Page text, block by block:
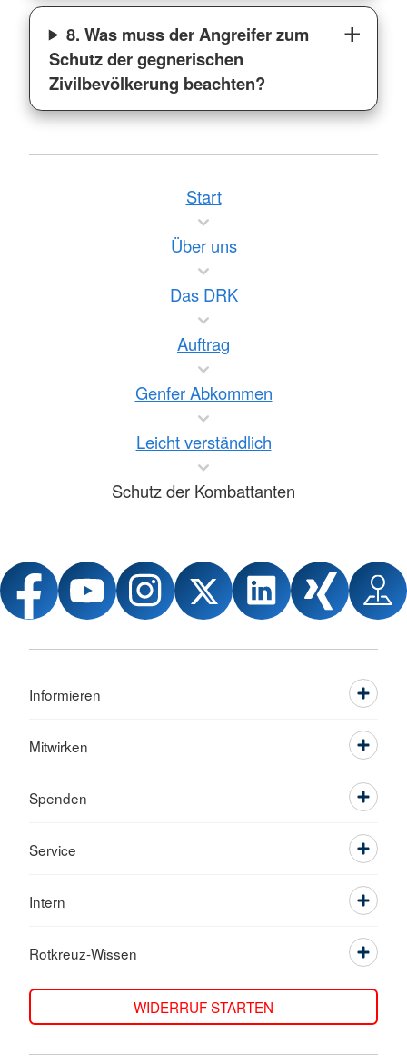
8. Was muss der Angreifer zum
Schutz der gegnerischen
Zivilbevölkerung beachten?
Start
Über uns
Das DRK
Auftrag
Genfer Abkommen
Leicht verständlich
Schutz der Kombattanten
Informieren
Mitwirken
Spenden
Service
Intern
Rotkreuz-Wissen
WIDERRUF STARTEN